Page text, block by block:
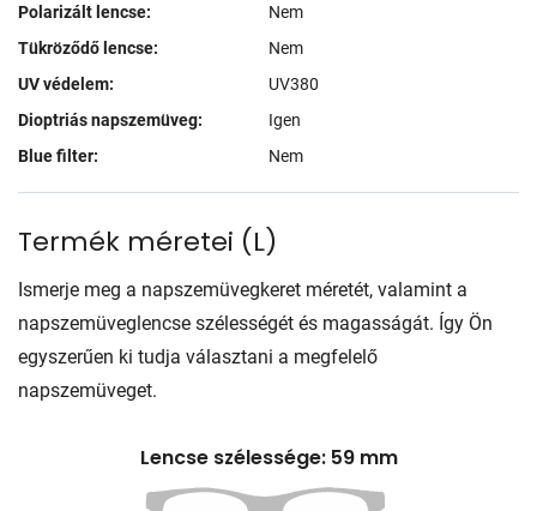
Polarizált lencse:
Nem
Tükröződő lencse:
Nem
UV védelem:
UV380
Dioptriás napszemüveg:
Igen
Blue filter:
Nem
Termék méretei (L)
Ismerje meg a napszemüvegkeret méretét, valamint a
napszemüveglencse szélességét és magasságát. Így Ön
egyszerűen ki tudja választani a megfelelő
napszemüveget.
Lencse szélessége: 59 mm